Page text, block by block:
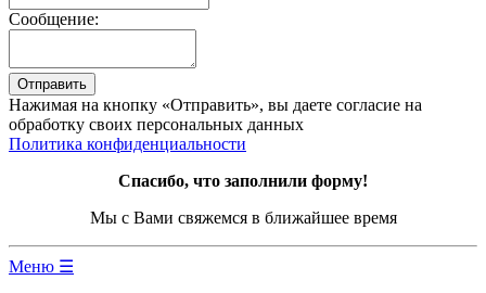
Сообщение:
Нажимая на кнопку «Отправить», вы даете согласие на
обработку своих персональных данных
Политика конфиденциальности
Спасибо, что заполнили форму!
Мы с Вами свяжемся в ближайшее время
Меню ☰